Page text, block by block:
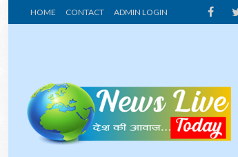
HOME CONTACT ADMIN LOGIN